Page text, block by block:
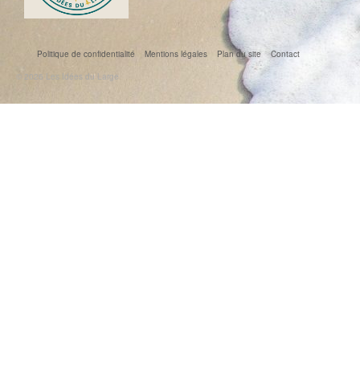
Politique de confidentialité Mentions légales Plan du site
Contact
© 2026 Les Idées du Large